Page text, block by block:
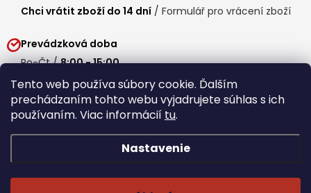
Tento web používa súbory cookie. Ďalším
prechádzaním tohto webu vyjadrujete súhlas s ich
používaním. Viac informácií tu.
Nastavenie
Chci vrátit zboží do 14 dní / Formulář pro vrácení zboží
Prevádzková doba
Po-Čt /8:00 - 15:00
Pá / 7:30 - 14:30
Obedňajšia prestávka /11:00 - 11:30
Copyright 2026
cookies